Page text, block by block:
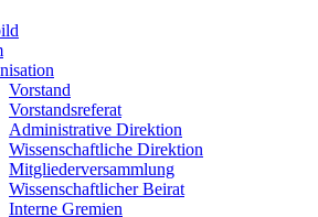
Vorstand
Vorstandsreferat
Administrative Direktion
Wissenschaftliche Direktion
Mitgliederversammlung
Wissenschaftlicher Beirat
Interne Gremien